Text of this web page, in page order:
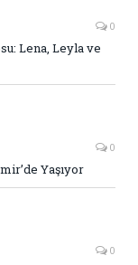
0
Lena, Leyla ve
0
Yaşıyor
0